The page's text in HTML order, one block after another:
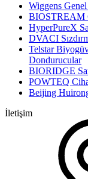
Wiggens
BIOSTREAM
HyperPureX
DVACI
Telstar
Dondurucular
BIORIDGE
POWTEQ
Beijing
İletişim